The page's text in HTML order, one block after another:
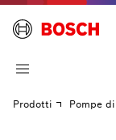
Prodotti Pompe